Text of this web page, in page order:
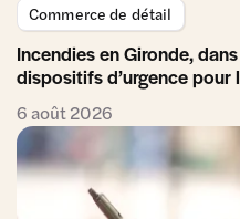
Commerce de détail
Incendies en Gironde,
dispositifs d’urgence pour
6 août 2026